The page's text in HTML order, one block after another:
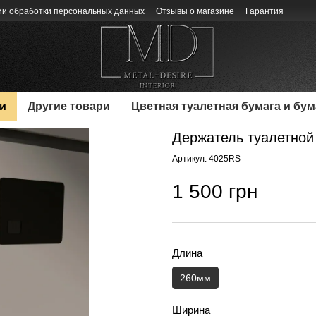
обработки персональных данных Отзывы о магазине Гарантия
Другие товари Цветная туалетная бумага и
Держатель
Артикул: 4025RS
1 500 грн
Длина
260мм
Ширина